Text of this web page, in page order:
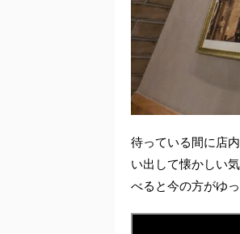
待っている間に店
い出して懐かしい
べると今の方がゆ